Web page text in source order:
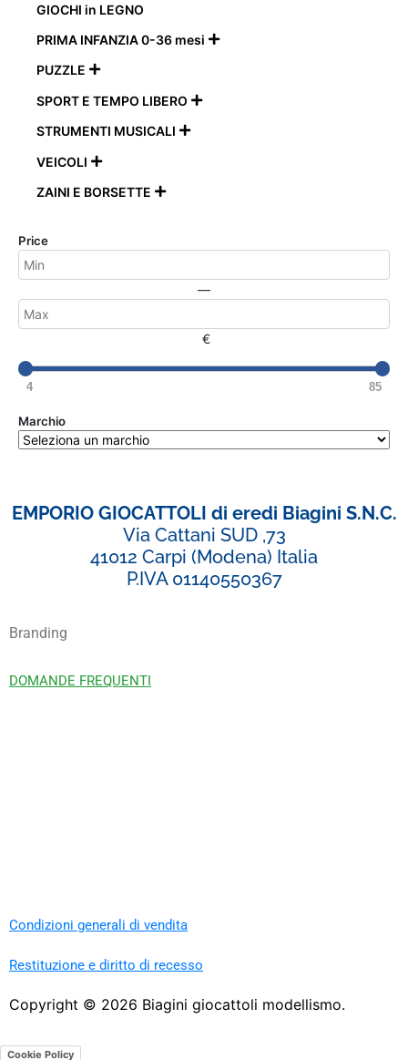
GIOCHI in LEGNO
PRIMA INFANZIA 0-36 mesi 
PUZZLE 
SPORT E TEMPO LIBERO 
STRUMENTI MUSICALI 
VEICOLI 
ZAINI E BORSETTE 
Price
—
€
4 85
Marchio
EMPORIO GIOCATTOLI di eredi Biagini S.N.C.
Via Cattani SUD ,73
41012 Carpi (Modena) Italia
P.IVA 01140550367
Branding
DOMANDE FREQUENTI
Condizioni generali di vendita
Restituzione e diritto di recesso
Copyright © 2026 Biagini giocattoli modellismo.
Cookie Policy